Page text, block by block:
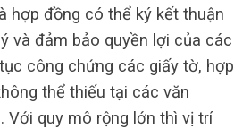
hợp đồng có thể ký kết thuận
và đảm bảo quyền lợi của các
công chứng các giấy tờ, hợp
thể thiếu tại các văn
Với quy mô rộng lớn thì vị trí